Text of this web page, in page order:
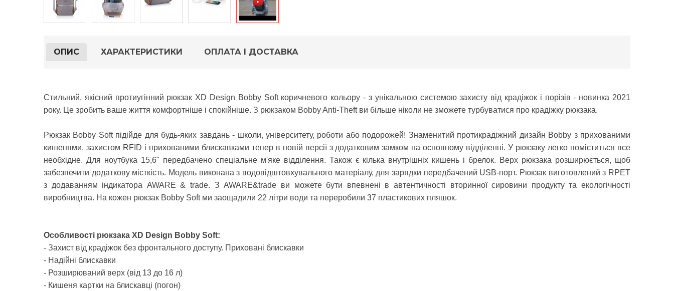
ОПИС ХАРАКТЕРИСТИКИ ОПЛАТА І ДОСТАВКА
Стильний, якісний протиугінний рюкзакXD Design Bobby Softкоричневого кольору - з унікальною системою захисту від крадіжок і порізів - новинка 2021
року. Це зробить ваше життя комфортніше і спокійніше. З рюкзаком Bobby Anti-Theft ви більше ніколи не зможете турбуватися про крадіжку рюкзака.
Рюкзак Bobby Soft підійде для будь-яких завдань - школи, університету, роботи або подорожей! Знаменитий протикрадіжний дизайн Bobby з прихованими
кишенями, захистом RFID і прихованими блискавками тепер в новій версії з додатковим замком на основному відділенні.У рюкзаку легко поміститься все
необхідне. Для ноутбука 15,6" передбачено спеціальне м'яке відділення. Також є кілька внутрішніх кишень і брелок. Верх рюкзака розширюється, щоб
забезпечити додаткову місткість. Модель виконана з водовідштовхувального матеріалу, для зарядки передбачений USB-порт. Рюкзак виготовлений з RPET
з додаванням індикатора AWARE & trade. З AWARE&trade ви можете бути впевнені в автентичності вторинної сировини продукту та екологічності
виробництва. На кожен рюкзак Bobby Soft ми заощадили 22 літри води та переробили 37 пластикових пляшок.
Особливості рюкзака XD Design Bobby Soft:
- Захист від крадіжок без фронтального доступу. Приховані блискавки
- Надійні блискавки
- Розширюваний верх (від 13 до 16 л)
- Кишеня картки на блискавці (погон)